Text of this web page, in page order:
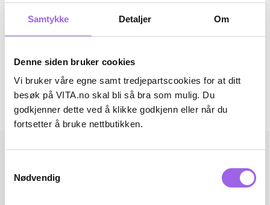
Samtykke Detaljer Om
Denne siden bruker cookies
Vi bruker våre egne samt tredjepartscookies for at ditt
besøk på VITA.no skal bli så bra som mulig. Du
godkjenner dette ved å klikke godkjenn eller når du
fortsetter å bruke nettbutikken.
Nødvendig
Bruk
Artikkelnummer: 260324014
Omtaler
Andre har også kjøpt..